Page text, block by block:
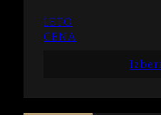
LETO
CENA